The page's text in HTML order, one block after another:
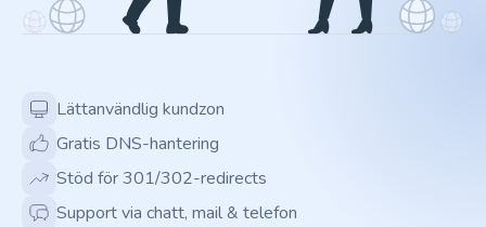
Lättanvändlig kundzon
Gratis DNS-hantering
Stöd för 301/302-redirects
Support via chatt, mail & telefon